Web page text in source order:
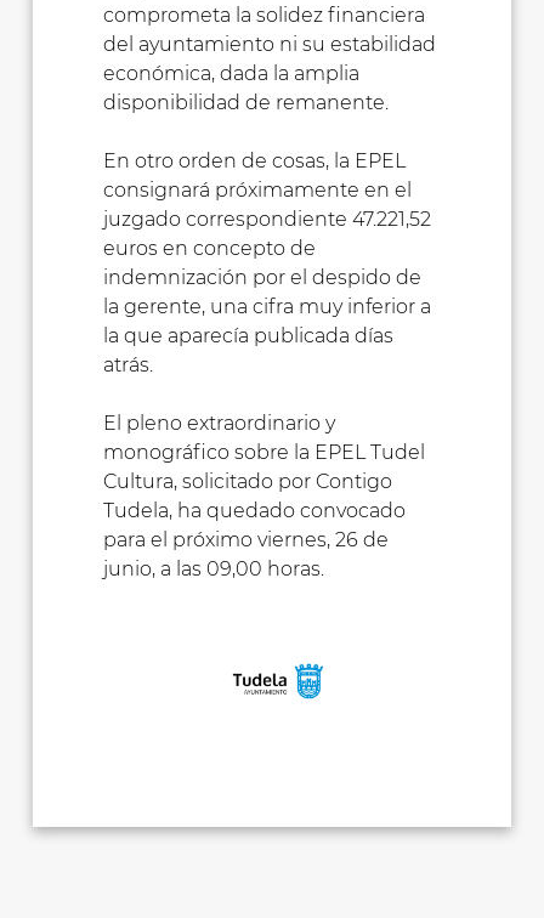
comprometa la solidez financiera
del ayuntamiento ni su estabilidad
económica, dada la amplia
disponibilidad de remanente.
En otro orden de cosas, la EPEL
consignará próximamente en el
juzgado correspondiente 47.221,52
euros en concepto de
indemnización por el despido de
la gerente, una cifra muy inferior a
la que aparecía publicada días
atrás.
El pleno extraordinario y
monográfico sobre la EPEL Tudel
Cultura, solicitado por Contigo
Tudela, ha quedado convocado
para el próximo viernes, 26 de
junio, a las 09,00 horas.